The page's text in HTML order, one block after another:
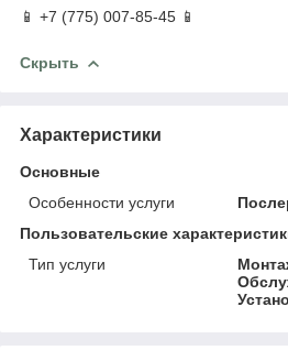
📱 +7 (775) 007-85-45 📱
Скрыть
Характеристики
Основные
Особенности услуги
Пользовательские
Тип услуги